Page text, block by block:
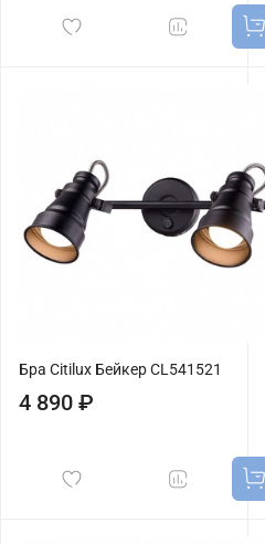
Бра Citilux Бейкер CL541521
4 890 ₽